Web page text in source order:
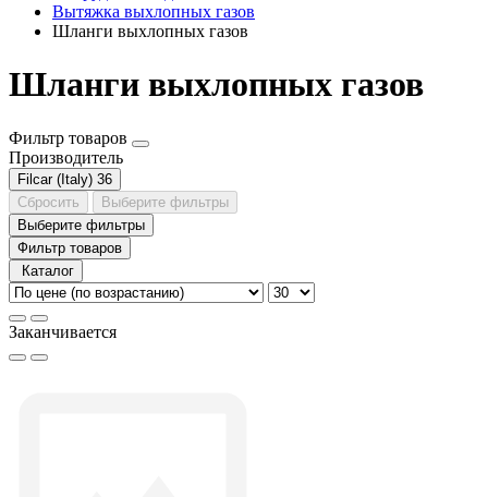
Вытяжка выхлопных газов
Шланги выхлопных газов
Шланги выхлопных газов
Фильтр товаров
Производитель
Filcar (Italy) 36
Сбросить
Выберите фильтры
Выберите фильтры
Фильтр товаров
Каталог
Заканчивается